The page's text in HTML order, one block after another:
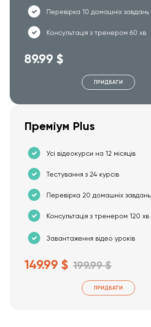
Перевірка 10 домашніх завдань
Консультація з тренером 60 хв
89.99 $
ПРИДБАТИ
Преміум Plus
Усі відеокурси на 12 місяців
Тестування з 24 курсів
Перевірка 20 домашніх завдань
Консультація з тренером 120 хв
Завантаження відео уроків
149.99 $ 199.99 $
ПРИДБАТИ